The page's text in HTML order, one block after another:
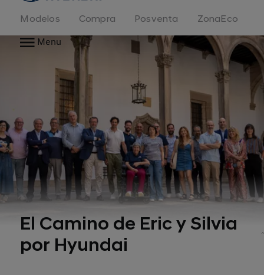
Modelos Compra Posventa
ZonaEco
Menu
El Camino de Eric y Silvia
por Hyundai